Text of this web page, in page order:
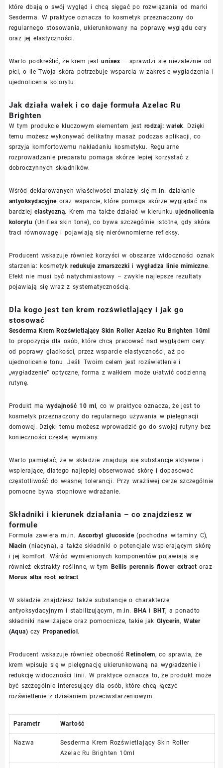
które dbają o swój wygląd i chcą sięgać po rozwiązania od marki
Sesderma. W praktyce oznacza to kosmetyk przeznaczony do
regularnego stosowania, ukierunkowany na poprawę wyglądu cery
oraz jej elastyczności.
Warto podkreślić, że krem jestunisex – sprawdzi się niezależnie od
płci, o ile Twoja skóra potrzebuje wsparcia w zakresie wygładzenia i
ujednolicenia kolorytu.
Jak działa wałek i co daje formuła Azelac Ru
Brighten
W tym produkcie kluczowym elementem jest rodzaj: wałek. Dzięki
temu możesz wykonywać delikatny masaż podczas aplikacji, co
sprzyja komfortowemu nakładaniu kosmetyku. Regularne
rozprowadzanie preparatu pomaga skórze lepiej korzystać z
dobroczynnych składników.
Wśród deklarowanych właściwości znalazły się m.in. działanie
antyoksydacyjneoraz wsparcie, które pomaga skórze wyglądać na
bardziejelastyczną. Krem ma także działać w kierunkuujednolicenia
kolorytu (Unifies skin tone), co bywa szczególnie istotne, gdy skóra
traci równowagę i pojawiają się nierównomierne refleksy.
Producent wskazuje również korzyści w obszarze widoczności oznak
starzenia: kosmetykredukuje zmarszczki i wygładza linie mimiczne.
Efekt nie musi być natychmiastowy – zwykle najlepsze rezultaty
pojawiają się wraz z systematycznością.
Dla kogo jest ten krem rozświetlający i jak go
stosować
Sesderma Krem Rozświetlający Skin Roller Azelac Ru Brighten 10ml
to propozycja dla osób, które chcą pracować nad wyglądem cery:
od poprawy gładkości, przez wsparcie elastyczności, aż po
ujednolicenie tonu. Jeśli Twoim celem jest rozświetlenie i
„wygładzenie” optyczne, forma z wałkiem może ułatwić codzienną
rutynę.
Produkt ma wydajność 10 ml, co w praktyce oznacza, że jest to
kosmetyk przeznaczony do regularnego używania w pielęgnacji
domowej. Dzięki temu możesz wprowadzić go do swojej rutyny bez
konieczności częstej wymiany.
Warto pamiętać, że w składzie znajdują się substancje aktywne i
wspierające, dlatego najlepiej obserwować skórę i dopasować
częstotliwość do własnej tolerancji. Przy wrażliwej cerze szczególnie
pomocne bywa stopniowe wdrażanie.
Składniki i kierunek działania – co znajdziesz w
formule
Formuła zawiera m.in. Ascorbyl glucoside(pochodna witaminy C),
Niacin (niacyna), a także składniki o potencjale wspierającym skórę
i jej komfort. Wśród wymienionych komponentów pojawiają się
również ekstrakty roślinne, w tym
Bellis perennis flower extract oraz
Morus alba root extract.
W składzie znajdziesz także substancje o charakterze
antyoksydacyjnym i stabilizującym, m.in.
BHA i BHT, a ponadto
składniki nawilżające oraz pomocnicze, takie jak Glycerin,Water
(Aqua) czy Propanediol .
Producent wskazuje również obecność Retinolem, co sprawia, że
krem wpisuje się w pielęgnację ukierunkowaną na wygładzenie i
redukcję widoczności linii. W praktyce oznacza to, że produkt może
być szczególnie interesujący dla osób, które chcą łączyć
rozświetlenie z działaniem przeciwstarzeniowym.
Parametr Wartość
Nazwa
Sesderma Krem Rozświetlający Skin Roller
Azelac Ru Brighten 10ml